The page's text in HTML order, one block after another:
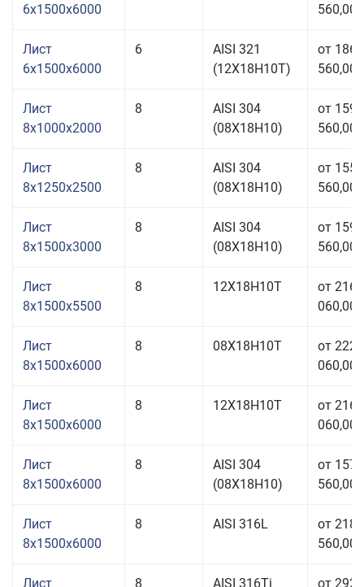
6x1500x6000
560,00
Лист
6x1500x6000
6
AISI 321
(12Х18Н10Т)
от 186
560,00
Лист
8x1000x2000
8
AISI 304
(08Х18Н10)
от 159
560,00
Лист
8x1250x2500
8
AISI 304
(08Х18Н10)
от 155
560,00
Лист
8x1500x3000
8
AISI 304
(08Х18Н10)
от 159
560,00
Лист
8x1500x5500
8 12Х18Н10Т
от 216
060,00
Лист
8x1500x6000
8 08Х18Н10Т
от 222
060,00
Лист
8x1500x6000
8 12Х18Н10Т
от 216
060,00
Лист
8x1500x6000
8
AISI 304
(08Х18Н10)
от 157
560,00
Лист
8x1500x6000
8 AISI 316L
от 218
560,00
Лист 8 AISI 316Ti от 292